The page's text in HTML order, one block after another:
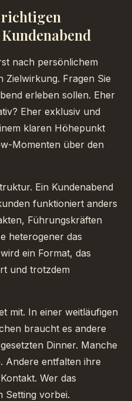
richtigen
nach persönlichem
Zielwirkung. Fragen Sie
erleben sollen. Eher
Eher exklusiv und
klaren Höhepunkt
Momenten über den
Ein Kundenabend
funktioniert anders
Führungskräften
heterogener das
ein Format, das
und trotzdem
mit. In einer weitläufigen
braucht es andere
Dinner. Manche
Andere entfalten ihre
Wer das
Setting vorbei.